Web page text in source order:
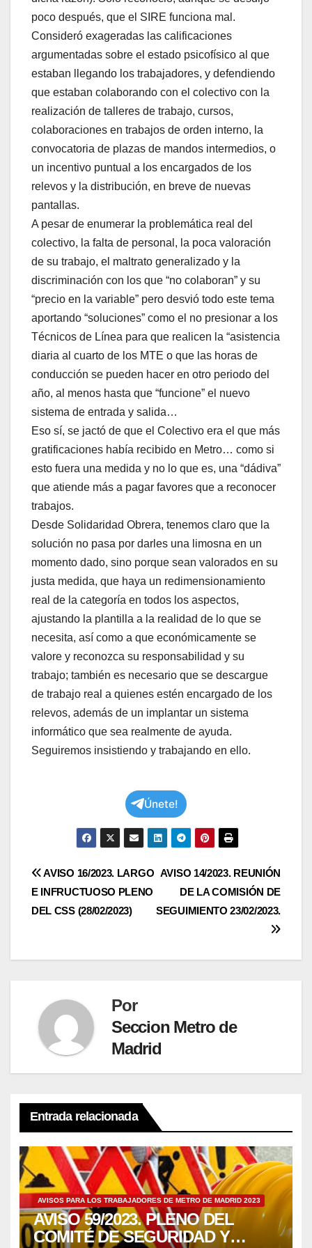
poco después, que el SIRE funciona mal.
Consideró exageradas las calificaciones
argumentadas sobre el estado psicofísico al que
estaban llegando los trabajadores, y defendiendo
que estaban colaborando con el colectivo con la
realización de talleres de trabajo, cursos,
colaboraciones en trabajos de orden interno, la
convocatoria de plazas de mandos intermedios, o
un incentivo puntual a los encargados de los
relevos y la distribución, en breve de nuevas
pantallas.
A pesar de enumerar la problemática real del
colectivo, la falta de personal, la poca valoración
de su trabajo, el maltrato generalizado y la
discriminación con los que “no colaboran” y su
“precio en la variable” pero desvió todo este tema
aportando “soluciones” como el no presionar a los
Técnicos de Línea para que realicen la “asistencia
diaria al cuarto de los MTE o que las horas de
conducción se pueden hacer en otro periodo del
año, al menos hasta que “funcione” el nuevo
sistema de entrada y salida…
Eso sí, se jactó de que el Colectivo era el que más
gratificaciones había recibido en Metro… como si
esto fuera una medida y no lo que es, una “dádiva”
que atiende más a pagar favores que a reconocer
trabajos.
Desde Solidaridad Obrera, tenemos claro que la
solución no pasa por darles una limosna en un
momento dado, sino porque sean valorados en su
justa medida, que haya un redimensionamiento
real de la categoría en todos los aspectos,
ajustando la plantilla a la realidad de lo que se
necesita, así como a que económicamente se
valore y reconozca su responsabilidad y su
trabajo; también es necesario que se descargue
de trabajo real a quienes estén encargado de los
relevos, además de un implantar un sistema
informático que sea realmente de ayuda.
Seguiremos insistiendo y trabajando en ello.
Únete!
Navegación
de
AVISO 14/2023. REUNIÓN
DE LA COMISIÓN DE
SEGUIMIENTO 23/02/2023.
AVISO 16/2023. LARGO
E INFRUCTUOSO PLENO
DEL CSS (28/02/2023)
Por
Seccion Metro de
Madrid
Entrada relacionada
AVISOS PARA LOS TRABAJADORES DE METRO DE MADRID 2023
AVISO 59/2023. PLENO DEL
COMITÉ DE SEGURIDAD Y